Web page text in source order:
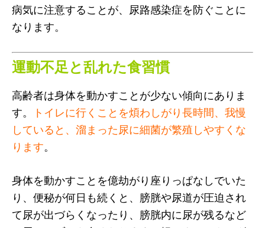
病気に注意することが、尿路感染症を防ぐことに
なります。
運動不足と乱れた食習慣
高齢者は身体を動かすことが少ない傾向にありま
す。
トイレに行くことを煩わしがり長時間、我慢
していると、溜まった尿に細菌が繁殖しやすくな
ります。
身体を動かすことを億劫がり座りっぱなしでいた
り、便秘が何日も続くと、膀胱や尿道が圧迫され
て尿が出づらくなったり、膀胱内に尿が残るなど